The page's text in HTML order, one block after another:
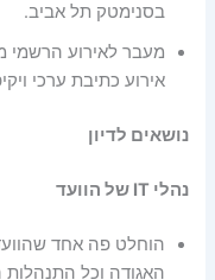
בסנימטק תל אביב.
מעבר לאירוע הרשמי
אירוע כתיבת ערכי
נושאים לדיון
נהלי IT של הוועד
הוחלט פה אחד
האגודה וכל